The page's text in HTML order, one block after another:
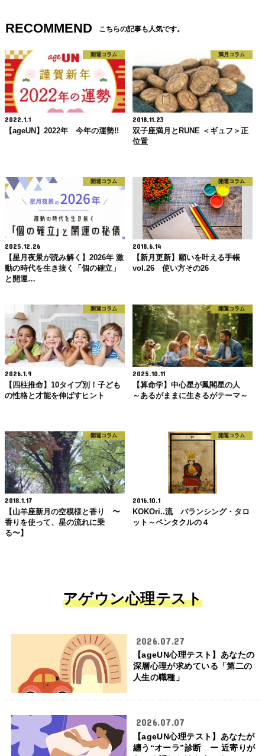
RECOMMEND こちらの記事も人気です。
開運コラム
2022.1.1
【ageUN】2022年 今年の運勢!!
満月コラム
2018.11.23
双子座満月とRUNE ＜ギュフ＞正
位置
開運コラム
2025.12.26
【星月夜景が読み解く】2026年 激
動の時代を生き抜く「個の確立」
と開運…
開運コラム
2018.6.14
【新月更新】願いを叶える手帳
vol.26 使い方その26
開運コラム
2026.1.9
【四柱推命】10タイプ別！子ども
の性格と才能を伸ばすヒント
開運コラム
2025.10.11
【算命学】中心星が鳳閣星の人
～あるがままに生きるがテーマ～
開運コラム
2018.1.17
【山羊座新月の空模様と香り 〜
香りを使って、星の流れに乗
る〜】
開運コラム
2016.10.1
KOKOri..流 バランシング・タロ
ット～ペンタクルの４
アゲウン心理テスト
2026.07.27
【ageUN心理テスト】あなたの
深層心理が求めている「第二の
人生の職種」
2026.07.07
【ageUN心理テスト】あなたが
纏う“オーラ”診断 ー 近寄りが